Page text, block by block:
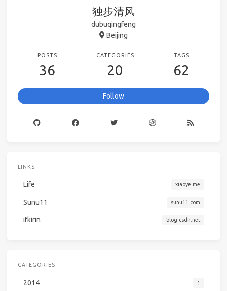
独步清风
dubuqingfeng
Beijing
POSTS
36
CATEGORIES
20
TAGS
62
Follow
LINKS
Life xiaoye.me
Sunu11 sunu11.com
ifkirin blog.csdn.net
CATEGORIES
2014 1